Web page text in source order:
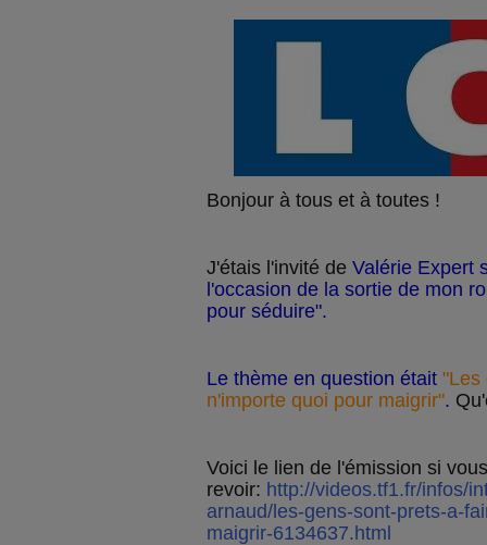
Bonjour à tous et à toutes !
J'étais l'invité de Valérie Expert
l'occasion de la sortie de mon
pour séduire".
Le thème en question était "Les
n'importe quoi pour maigrir".
Voici le lien de l'émission si
revoir: http://videos.tf1.fr/infos/
arnaud/les-gens-sont-prets-a-
maigrir-6134637.html